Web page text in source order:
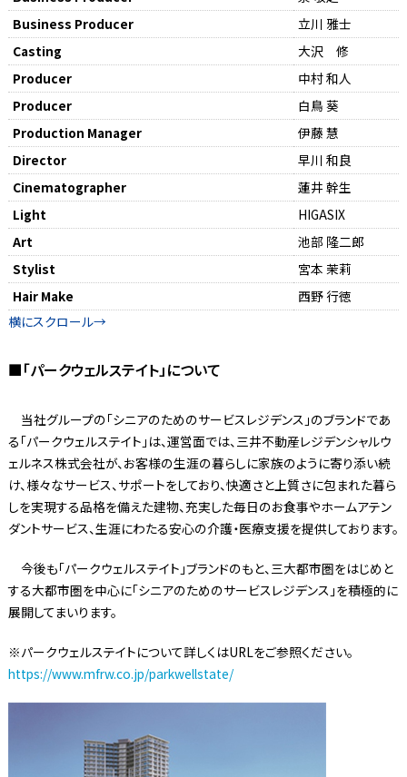
Business Producer
立川 雅士
Casting
大沢 修
Producer
中村 和人
Producer
白鳥 葵
Production Manager
伊藤 慧
Director
早川 和良
Cinematographer
蓮井 幹生
Light
HIGASIX
Art
池部 隆⼆郎
Stylist
宮本 茉莉
Hair Make
⻄野 ⾏徳
■「パークウェルステイト」について
当社グループの「シニアのためのサービスレジデンス」のブランドであ
る「パークウェルステイト」は、運営面では、三井不動産レジデンシャルウ
ェルネス株式会社が、お客様の生涯の暮らしに家族のように寄り添い続
け、様々なサービス、サポートをしており、快適さと上質さに包まれた暮ら
しを実現する品格を備えた建物、充実した毎日のお食事やホームアテン
ダントサービス、生涯にわたる安心の介護・医療支援を提供しております。
今後も「パークウェルステイト」ブランドのもと、三大都市圏をはじめと
する大都市圏を中心に「シニアのためのサービスレジデンス」を積極的に
展開してまいります。
※パークウェルステイトについて詳しくはURLをご参照ください。
https://www.mfrw.co.jp/parkwellstate/